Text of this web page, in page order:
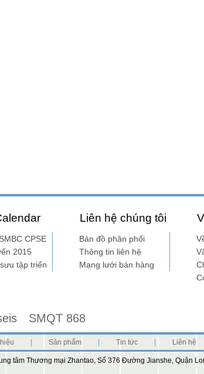
CPSE
2015
tập triển
Liên hệ chúng tôi
Bản đồ phân phối
Thông tin liên hệ
Mạng lưới bán hàng
SMQT 868
Sản phẩm Tin tức Liên hệ
tâm Thương mại Zhantao, Số 376 Đường Jianshe, Quận